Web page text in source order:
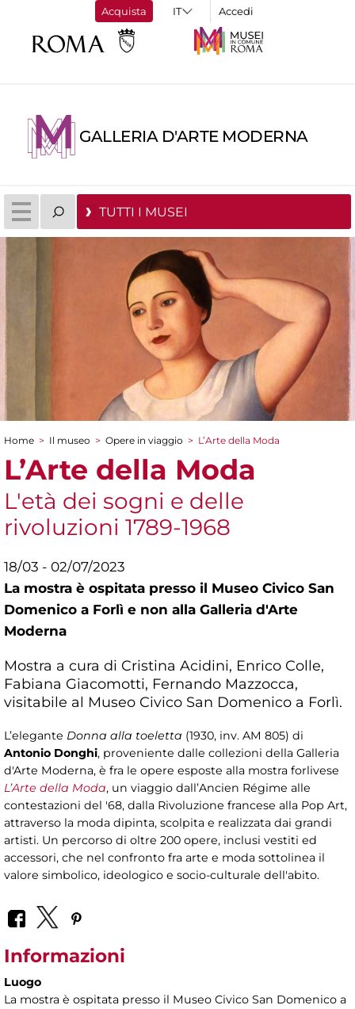
Acquista Accedi
GALLERIA D'ARTE MODERNA
TUTTI I MUSEI
Tu sei qui
Home > Il museo > Opere in viaggio > L’Arte della Moda
L’Arte della Moda
L'età dei sogni e delle
rivoluzioni 1789-1968
18/03 - 02/07/2023
La mostra è ospitata presso il Museo Civico San
Domenico a Forlì e non alla Galleria d'Arte
Moderna
Mostra a cura di Cristina Acidini, Enrico Colle,
Fabiana Giacomotti, Fernando Mazzocca,
visitabile al Museo Civico San Domenico a Forlì.
L’elegante Donna alla toeletta (1930, inv. AM 805) di
Antonio Donghi, proveniente dalle collezioni della Galleria
d'Arte Moderna, è fra le opere esposte alla mostra forlivese
L’Arte della Moda, un viaggio dall’Ancien Régime alle
contestazioni del '68, dalla Rivoluzione francese alla Pop Art,
attraverso la moda dipinta, scolpita e realizzata dai grandi
artisti. Un percorso di oltre 200 opere, inclusi vestiti ed
accessori, che nel confronto fra arte e moda sottolinea il
valore simbolico, ideologico e socio-culturale dell'abito.
Informazioni
Luogo
La mostra è ospitata presso il Museo Civico San Domenico a